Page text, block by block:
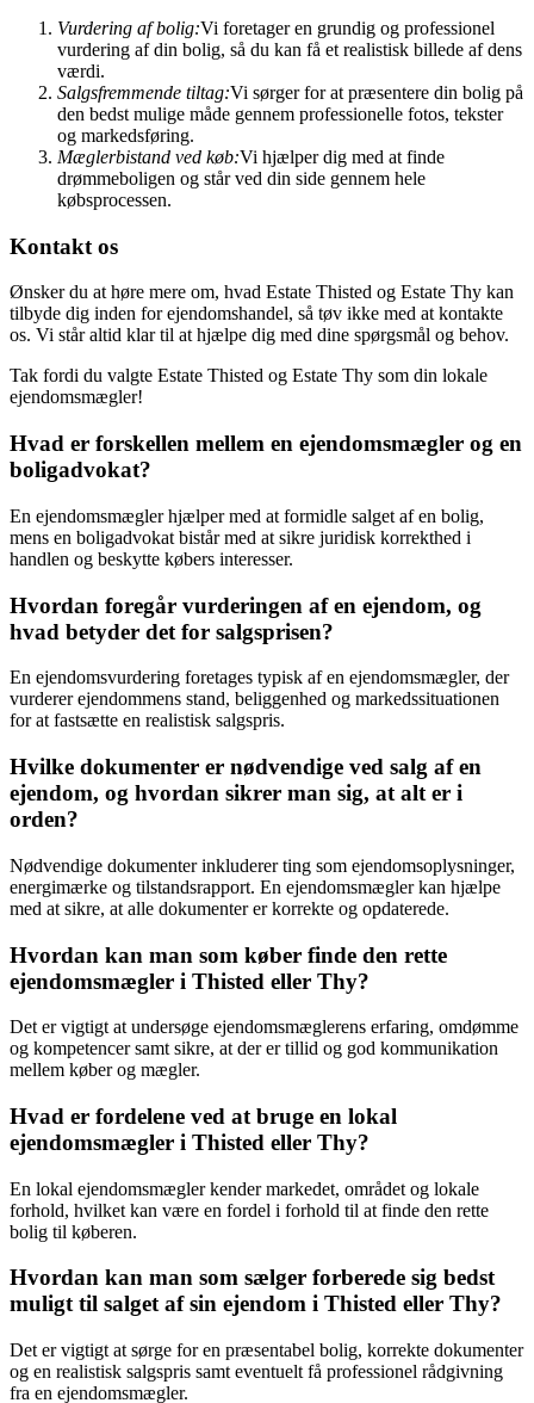
Vurdering af bolig:Vi foretager en grundig og professionel
vurdering af din bolig, så du kan få et realistisk billede af dens
værdi.
Salgsfremmende tiltag:Vi sørger for at præsentere din bolig på
den bedst mulige måde gennem professionelle fotos, tekster
og markedsføring.
Mæglerbistand ved køb:Vi hjælper dig med at finde
drømmeboligen og står ved din side gennem hele
købsprocessen.
Kontakt os
Ønsker du at høre mere om, hvad Estate Thisted og Estate Thy kan
tilbyde dig inden for ejendomshandel, så tøv ikke med at kontakte
os. Vi står altid klar til at hjælpe dig med dine spørgsmål og behov.
Tak fordi du valgte Estate Thisted og Estate Thy som din lokale
ejendomsmægler!
Hvad er forskellen mellem en ejendomsmægler og en
boligadvokat?
En ejendomsmægler hjælper med at formidle salget af en bolig,
mens en boligadvokat bistår med at sikre juridisk korrekthed i
handlen og beskytte købers interesser.
Hvordan foregår vurderingen af en ejendom, og
hvad betyder det for salgsprisen?
En ejendomsvurdering foretages typisk af en ejendomsmægler, der
vurderer ejendommens stand, beliggenhed og markedssituationen
for at fastsætte en realistisk salgspris.
Hvilke dokumenter er nødvendige ved salg af en
ejendom, og hvordan sikrer man sig, at alt er i
orden?
Nødvendige dokumenter inkluderer ting som ejendomsoplysninger,
energimærke og tilstandsrapport. En ejendomsmægler kan hjælpe
med at sikre, at alle dokumenter er korrekte og opdaterede.
Hvordan kan man som køber finde den rette
ejendomsmægler i Thisted eller Thy?
Det er vigtigt at undersøge ejendomsmæglerens erfaring, omdømme
og kompetencer samt sikre, at der er tillid og god kommunikation
mellem køber og mægler.
Hvad er fordelene ved at bruge en lokal
ejendomsmægler i Thisted eller Thy?
En lokal ejendomsmægler kender markedet, området og lokale
forhold, hvilket kan være en fordel i forhold til at finde den rette
bolig til køberen.
Hvordan kan man som sælger forberede sig bedst
muligt til salget af sin ejendom i Thisted eller Thy?
Det er vigtigt at sørge for en præsentabel bolig, korrekte dokumenter
og en realistisk salgspris samt eventuelt få professionel rådgivning
fra en ejendomsmægler.